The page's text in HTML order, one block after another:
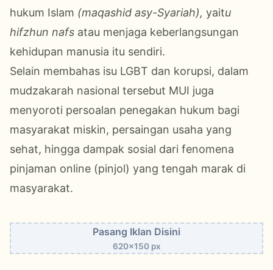
hukum Islam (maqashid asy-Syariah), yaitu
hifzhun nafs atau menjaga keberlangsungan
kehidupan manusia itu sendiri.
Selain membahas isu LGBT dan korupsi, dalam
mudzakarah nasional tersebut MUI juga
menyoroti persoalan penegakan hukum bagi
masyarakat miskin, persaingan usaha yang
sehat, hingga dampak sosial dari fenomena
pinjaman online (pinjol) yang tengah marak di
masyarakat.
Pasang Iklan Disini
620x150 px